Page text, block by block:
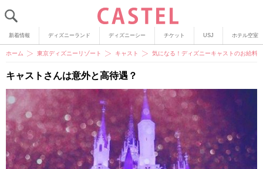
新着情報 ディズニーランド ディズニーシー チケット USJ ホテル空室
ホーム 東京ディズニーリゾート キャスト 気になる！ディズニーキャストのお給料
キャストさんは意外と高待遇？